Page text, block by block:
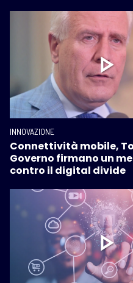
INNOVAZIONE
Connettività mobile,
Governo firmano un
contro il digital divide